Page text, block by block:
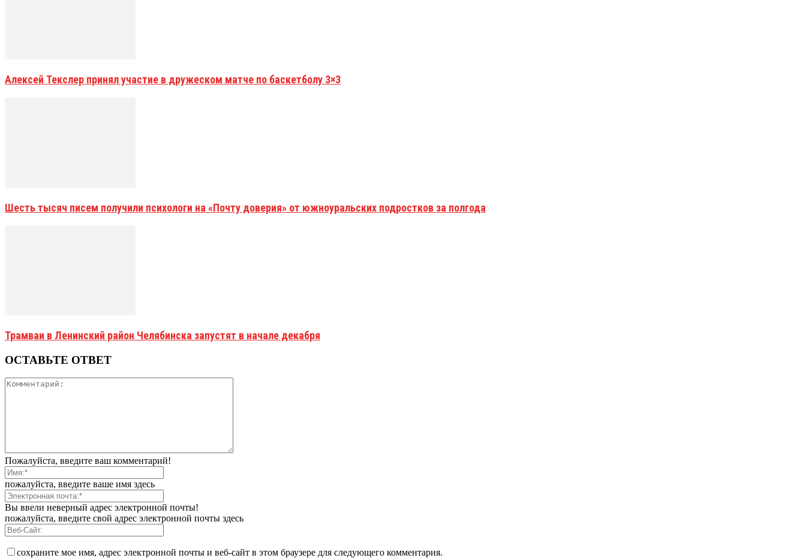
Алексей Текслер принял участие в дружеском матче по баскетболу 3×3
Шесть тысяч писем получили психологи на «Почту доверия» от южноуральских подростков за полгода
Трамваи в Ленинский район Челябинска запустят в начале декабря
ОСТАВЬТЕ ОТВЕТ
Пожалуйста, введите ваш комментарий!
пожалуйста, введите ваше имя здесь
Вы ввели неверный адрес электронной почты!
пожалуйста, введите свой адрес электронной почты здесь
сохраните мое имя, адрес электронной почты и веб-сайт в этом браузере для следующего комментария.